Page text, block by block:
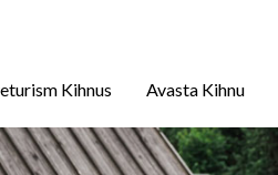
Kihnus Avasta Kihnu